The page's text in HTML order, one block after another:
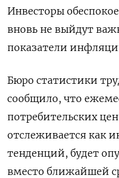
Инвесторы
вновь не выйдут
показатели
Бюро статистики
сообщило, что
потребительских
отслеживается как
тенденций, будет
вместо ближайшей